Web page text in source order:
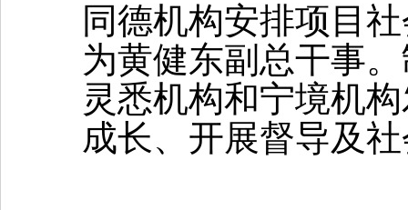
同德机构安排项目
为黄健东副总干事
灵悉机构和宁境机构
成长、开展督导及